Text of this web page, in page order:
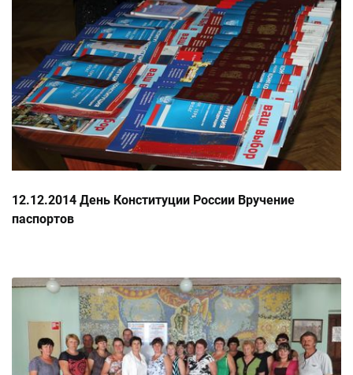
12.12.2014 День Конституции России Вручение
паспортов